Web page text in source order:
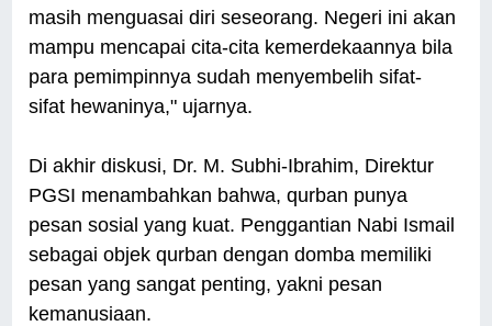
masih menguasai diri seseorang. Negeri ini akan
mampu mencapai cita-cita kemerdekaannya bila
para pemimpinnya sudah menyembelih sifat-
sifat hewaninya," ujarnya.
Di akhir diskusi, Dr. M. Subhi-Ibrahim, Direktur
PGSI menambahkan bahwa, qurban punya
pesan sosial yang kuat. Penggantian Nabi Ismail
sebagai objek qurban dengan domba memiliki
pesan yang sangat penting, yakni pesan
kemanusiaan.